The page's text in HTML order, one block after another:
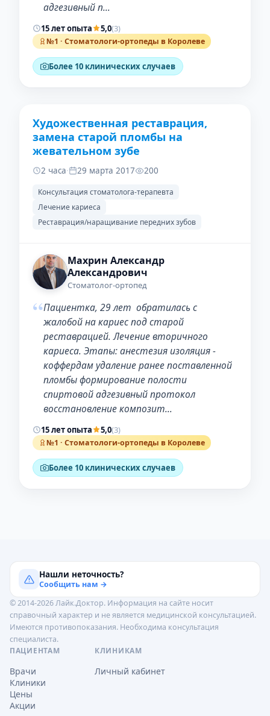
адгезивный п…
15 лет опыта 5,0(3)
№1 · Стоматологи-ортопеды в Королеве
Более 10 клинических случаев
ДО
Художественная реставрация,
замена старой пломбы на
жевательном зубе
2 часа· 29 марта 2017 200
Консультация стоматолога-терапевта
Лечение кариеса
Реставрация/наращивание передних зубов
Махрин Александр
Александрович
Стоматолог-ортопед
“Пациентка, 29 лет обратилась с
жалобой на кариес под старой
реставрацией. Лечение вторичного
кариеса. Этапы: анестезия изоляция -
коффердам удаление ранее поставленной
пломбы формирование полости
спиртовой адгезивный протокол
восстановление композит…
15 лет опыта 5,0(3)
№1 · Стоматологи-ортопеды в Королеве
Более 10 клинических случаев
Нашли неточность?
Сообщить нам →
© 2014-2026 Лайк.Доктор. Информация на сайте носит
справочный характер и не является медицинской консультацией.
Имеются противопоказания. Необходима консультация
специалиста.
ПАЦИЕНТАМ
Врачи
Клиники
Цены
Акции
КЛИНИКАМ
Личный кабинет